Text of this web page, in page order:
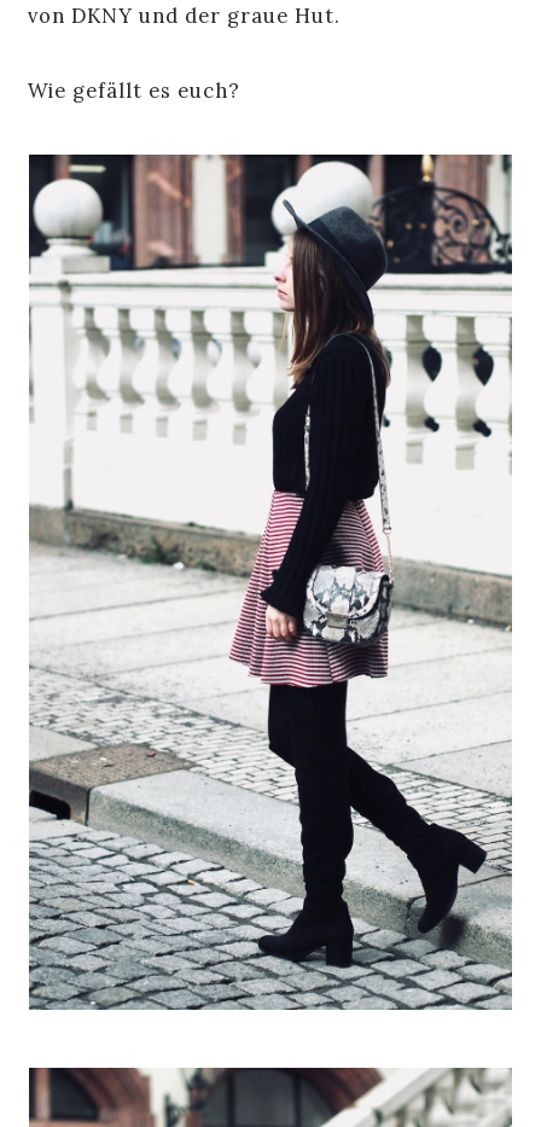
von DKNY und der graue Hut.
Wie gefällt es euch?